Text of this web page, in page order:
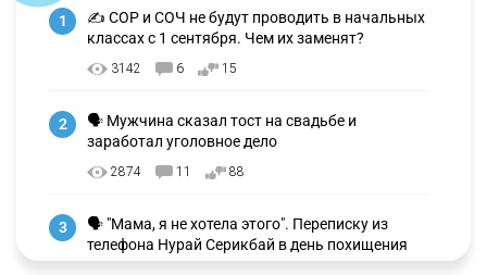
1
✍️ СОР и СОЧ не будут проводить в начальных
классах с 1 сентября. Чем их заменят?
3142 6 15
2
🗣 Мужчина сказал тост на свадьбе и
заработал уголовное дело
2874 11 88
3
🗣 "Мама, я не хотела этого". Переписку из
телефона Нурай Серикбай в день похищения
зачитали в суде